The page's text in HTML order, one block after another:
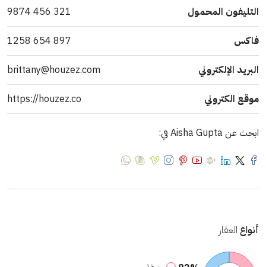
التليفون المحمول 321 456 9874
فاكس 897 654 1258
البريد الإلكتروني brittany@houzez.com
موقع الكتروني https://houzez.co
ابحث عن Aisha Gupta في:
أنواع العقار